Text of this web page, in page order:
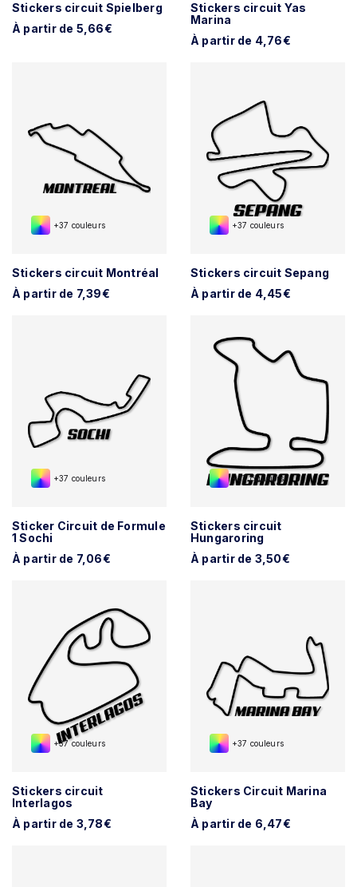
Stickers circuit Spielberg
À partir de 5,66€
Stickers circuit Yas
Marina
À partir de 4,76€
+37 couleurs
Stickers circuit Montréal
À partir de 7,39€
+37 couleurs
Stickers circuit Sepang
À partir de 4,45€
+37 couleurs
Sticker Circuit de Formule
1 Sochi
À partir de 7,06€
+37 couleurs
Stickers circuit
Hungaroring
À partir de 3,50€
+37 couleurs
Stickers circuit
Interlagos
À partir de 3,78€
+37 couleurs
Stickers Circuit Marina
Bay
À partir de 6,47€